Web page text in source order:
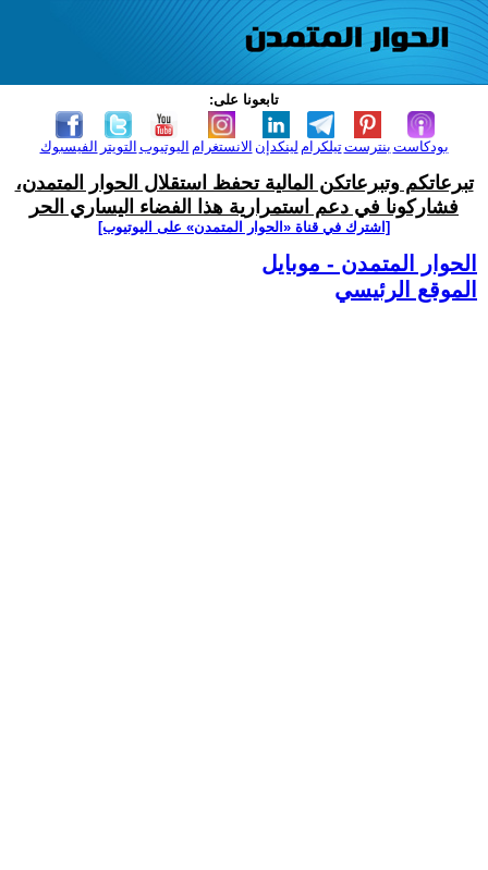
تابعونا على:
الفيسبوك التويتر اليوتيوب الانستغرام لينكدإن تيلكرامبنترست بودكاست
تبرعاتكم وتبرعاتكن المالية تحفظ استقلال الحوار المتمدن،
فشاركونا في دعم استمرارية هذا الفضاء اليساري الحر
[اشترك في قناة ‫«الحوار المتمدن» على اليوتيوب]
الحوار المتمدن - موبايل
الموقع الرئيسي